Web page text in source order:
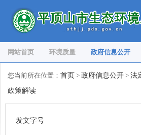
网站首页 环境质量 政府信息公开
您当前所在位置： 首页 > 政府信息公开 > 法
政策解读
发文字号